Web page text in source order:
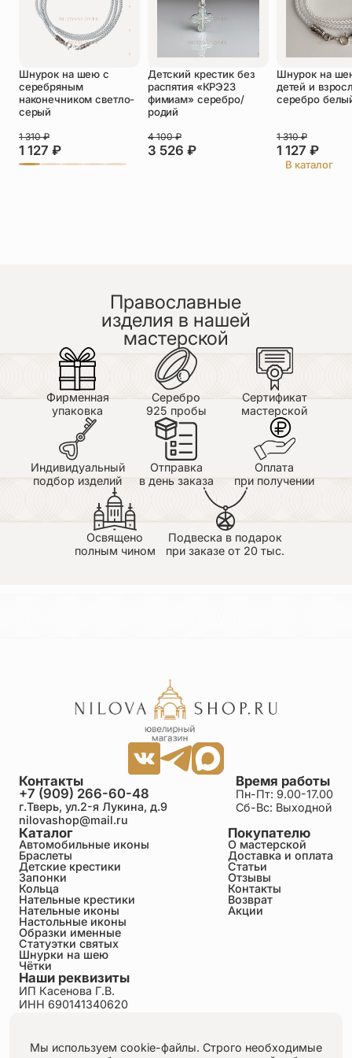
Оставить отзыв
Подтверждаю свое согласие с
политикой конфиденциальностии даю
согласие на обработку персональных
данных
Пока нет отзывов. Будьте первым!
Шнурок на шею с
серебряным
наконечником светло-
серый
1 127 ₽
1 310₽
Детский крестик без
распятия «КРЭ23
фимиам» серебро/
родий
3 526 ₽
4 100₽
Шнурок на
детей и
серебро
1 127 ₽
1 310₽
В каталог
Православные
изделия в нашей
мастерской
Фирменная
упаковка
Серебро
925 пробы
Сертификат
мастерской
Индивидуальный
подбор изделий
Отправка
в день заказа
Оплата
при получении
Освящено
полным чином
Подвеска в подарок
при заказе от 20 тыс.
Каталог
Автомобильные иконы
Браслеты
Детские крестики
Запонки
Кольца
Нательные крестики
Нательные иконы
Настольные иконы
Образки именные
Статуэтки святых
Шнурки на шею
Чётки
Покупателю
О мастерской
Доставка и оплата
Статьи
Отзывы
Контакты
Возврат
Акции
Время работы
Пн-Пт: 9.00-17.00
Сб-Вс: Выходной
Контакты
+7 (909) 266-60-48
г.Тверь, ул.2-я Лукина, д.9
nilovashop@mail.ru
Наши реквизиты
ИП Касенова Г.В.
ИНН 690141340620
Пользовательское соглашение
Мы используем cookie-файлы. Строго необходимые